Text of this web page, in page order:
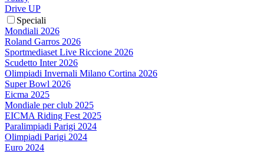
Drive UP
Speciali
Mondiali 2026
Roland Garros 2026
Sportmediaset Live Riccione 2026
Scudetto Inter 2026
Olimpiadi Invernali Milano Cortina 2026
Super Bowl 2026
Eicma 2025
Mondiale per club 2025
EICMA Riding Fest 2025
Paralimpiadi Parigi 2024
Olimpiadi Parigi 2024
Euro 2024